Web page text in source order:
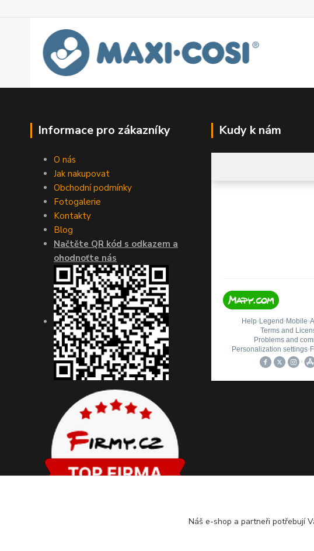
Informace pro zákazníky
O nás
Jak nakupovat
Obchodní podmínky
Fotogalerie
Kontakty
Blog
Načtěte QR kód s odkazem a
ohodnoťte nás
Kudy k nám
Náš e-shop a partneři potřebují